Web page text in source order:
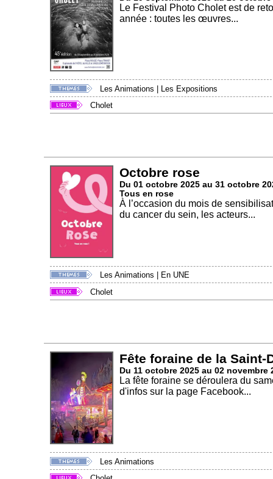
Le Festival Photo Cholet est de
année : toutes les œuvres...
Les Animations | Les Expositions
Cholet
Octobre rose
Du 01 octobre 2025 au 31 octobre
Tous en rose
À l’occasion du mois de
du cancer du sein, les acteurs...
Les Animations
En UNE
Cholet
Fête foraine de la Saint-
Du 11 octobre 2025 au 02 novembre
La fête foraine se déroulera du
d'infos sur la page Facebook...
Les Animations